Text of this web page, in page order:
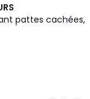
pattes cachées,